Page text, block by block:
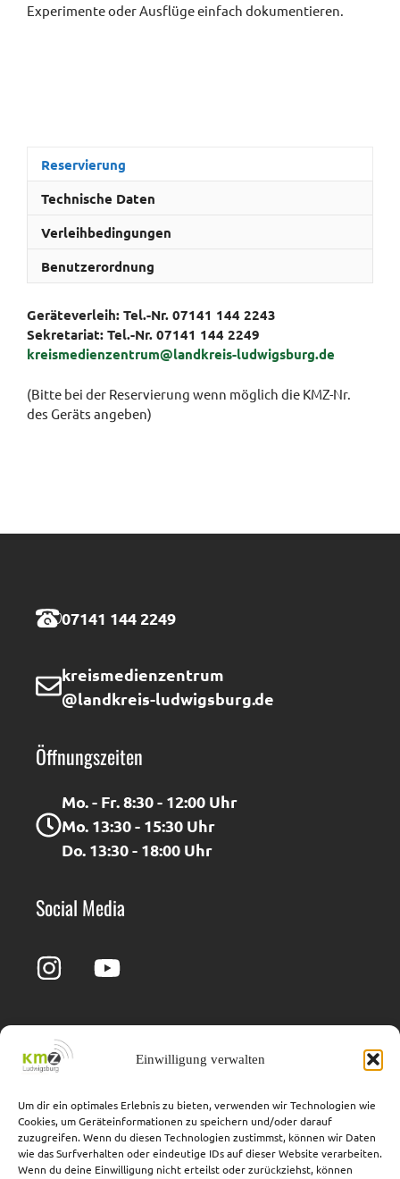
Einwilligung verwalten
Um dir ein optimales Erlebnis zu bieten, verwenden wir Technologien wie
Cookies, um Geräteinformationen zu speichern und/oder darauf
zuzugreifen. Wenn du diesen Technologien zustimmst, können wir Daten
wie das Surfverhalten oder eindeutige IDs auf dieser Website verarbeiten.
Wenn du deine Einwilligung nicht erteilst oder zurückziehst, können
Experimente oder Ausflüge einfach dokumentieren.
Reservierung
Technische Daten
Verleihbedingungen
Benutzerordnung
Geräteverleih: Tel.-Nr. 07141 144 2243
Sekretariat: Tel.-Nr. 07141 144 2249
kreismedienzentrum@landkreis-ludwigsburg.de
(Bitte bei der Reservierung wenn möglich die KMZ-Nr.
des Geräts angeben)
07141 144 2249
kreismedienzentrum
@landkreis-ludwigsburg.de
Öffnungszeiten
Mo. - Fr. 8:30 - 12:00 Uhr
Mo. 13:30 - 15:30 Uhr
Do. 13:30 - 18:00 Uhr
Social Media
Impressum
Barrierefreiheit
Adresse